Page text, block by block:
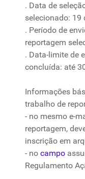
. Data de
selecionado: 19
. Período de
reportagem
. Data-limite de
concluída: até
Informações
trabalho de
- no mesmo e-
reportagem,
inscrição em
- no campo
Regulamento